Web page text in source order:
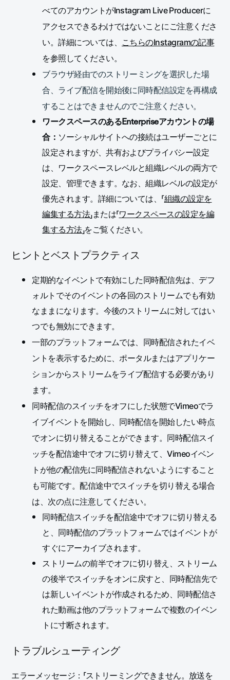
べてのアカウントがInstagram Live Producerに
アクセスできるわけではないことにご注意くださ
い。詳細については、 こちらのInstagramの記事
を参照してください。
ブラウザ経由でのストリーミングを選択した場
合、ライブ配信を開始後に同時配信設定を再構成
することはできませんのでご注意ください。
ワークスペースのあるEnterpriseアカウントの場
合： ソーシャルサイトへの接続はユーザーごとに
設定されますが、共有およびプライバシー設定
は、ワークスペースレベルと組織レベルの両方で
設定、管理できます。なお、組織レベルの設定が
優先されます。詳細については、「組織の設定を
編集する方法」または「ワークスペースの設定を編
集する方法」をご覧ください。
ヒントとベストプラクティス
定期的なイベントで有効にした同時配信先は、デフ
ォルトでそのイベントの各回のストリームでも有効
なままになります。今後のストリームに対してはい
つでも無効にできます。
一部のプラットフォームでは、同時配信されたイベ
ントを表示するために、ポータルまたはアプリケー
ションからストリームをライブ配信する必要があり
ます。
同時配信のスイッチをオフにした状態でVimeoでラ
イブイベントを開始し、同時配信を開始したい時点
でオンに切り替えることができます。同時配信スイ
ッチを配信途中でオフに切り替えて、Vimeoイベン
トが他の配信先に同時配信されないようにすること
も可能です。配信途中でスイッチを切り替える場合
は、次の点に注意してください。
同時配信スイッチを配信途中でオフに切り替える
と、同時配信のプラットフォームではイベントが
すぐにアーカイブされます。
ストリームの前半でオフに切り替え、ストリーム
の後半でスイッチをオンに戻すと、同時配信先で
は新しいイベントが作成されるため、同時配信さ
れた動画は他のプラットフォームで複数のイベン
トに寸断されます。
トラブルシューティング
エラーメッセージ：「ストリーミングできません。放送を